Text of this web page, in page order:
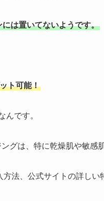
は置いてないようです。
ト可能！
んです。
グは、特に乾燥肌や敏感
法、公式サイトの詳しい